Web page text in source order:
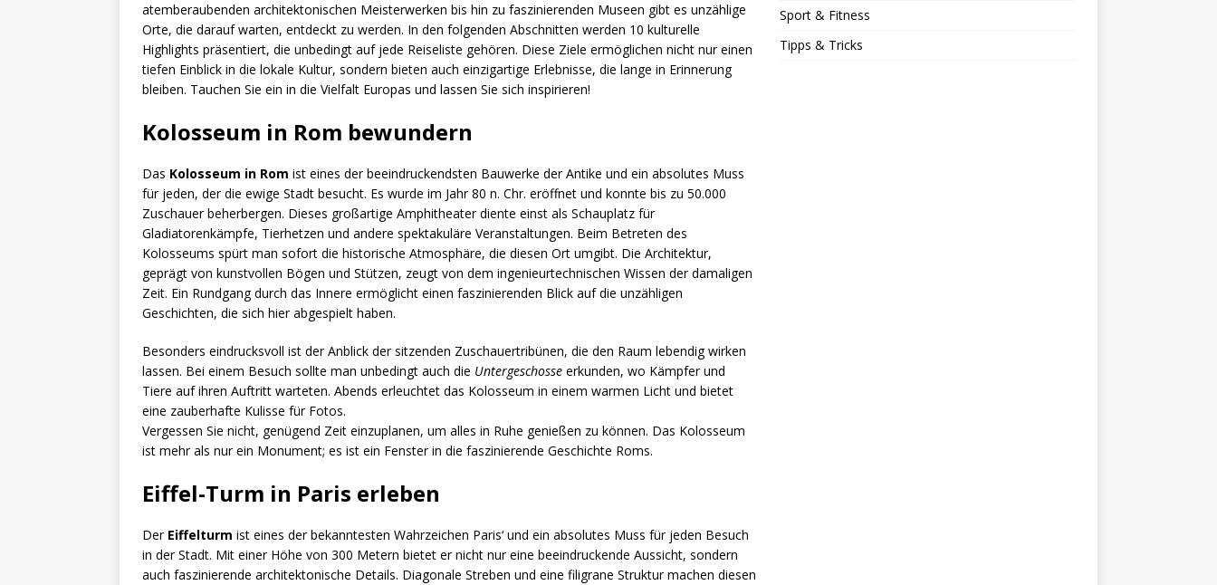
atemberaubenden architektonischen Meisterwerken bis hin zu faszinierenden Museen gibt es unzählige
Orte, die darauf warten, entdeckt zu werden. In den folgenden Abschnitten werden 10 kulturelle
Highlights präsentiert, die unbedingt auf jede Reiseliste gehören. Diese Ziele ermöglichen nicht nur einen
tiefen Einblick in die lokale Kultur, sondern bieten auch einzigartige Erlebnisse, die lange in Erinnerung
bleiben. Tauchen Sie ein in die Vielfalt Europas und lassen Sie sich inspirieren!
Kolosseum in Rom bewundern
Das Kolosseum in Rom ist eines der beeindruckendsten Bauwerke der Antike und ein absolutes Muss
für jeden, der die ewige Stadt besucht. Es wurde im Jahr 80 n. Chr. eröffnet und konnte bis zu 50.000
Zuschauer beherbergen. Dieses großartige Amphitheater diente einst als Schauplatz für
Gladiatorenkämpfe, Tierhetzen und andere spektakuläre Veranstaltungen. Beim Betreten des
Kolosseums spürt man sofort die historische Atmosphäre, die diesen Ort umgibt. Die Architektur,
geprägt von kunstvollen Bögen und Stützen, zeugt von dem ingenieurtechnischen Wissen der damaligen
Zeit. Ein Rundgang durch das Innere ermöglicht einen faszinierenden Blick auf die unzähligen
Geschichten, die sich hier abgespielt haben.
Besonders eindrucksvoll ist der Anblick der sitzenden Zuschauertribünen, die den Raum lebendig wirken
lassen. Bei einem Besuch sollte man unbedingt auch die Untergeschosse erkunden, wo Kämpfer und
Tiere auf ihren Auftritt warteten. Abends erleuchtet das Kolosseum in einem warmen Licht und bietet
eine zauberhafte Kulisse für Fotos.
Vergessen Sie nicht, genügend Zeit einzuplanen, um alles in Ruhe genießen zu können. Das Kolosseum
ist mehr als nur ein Monument; es ist ein Fenster in die faszinierende Geschichte Roms.
Eiffel-Turm in Paris erleben
Der Eiffelturm ist eines der bekanntesten Wahrzeichen Paris‘ und ein absolutes Muss für jeden Besuch
in der Stadt. Mit einer Höhe von 300 Metern bietet er nicht nur eine beeindruckende Aussicht, sondern
auch faszinierende architektonische Details. Diagonale Streben und eine filigrane Struktur machen diesen
Sport & Fitness
Tipps & Tricks